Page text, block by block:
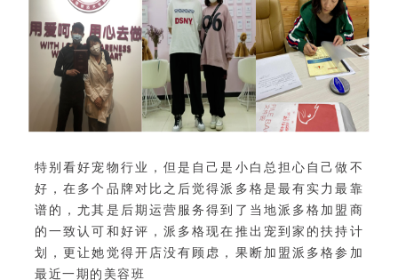
特别看好宠物行业，但是自己是小白总担心自己做不
好，在多个品牌对比之后觉得派多格是最有实力最靠
谱的，尤其是后期运营服务得到了当地派多格加盟商
的一致认可和好评，派多格现在推出宠到家的扶持计
划，更让她觉得开店没有顾虑，果断加盟派多格参加
最近一期的美容班